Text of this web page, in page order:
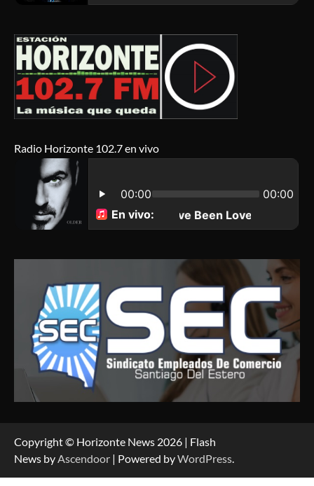
Radio Horizonte 102.7 en vivo
Copyright © Horizonte News 2026 | Flash
News by Ascendoor | Powered byWordPress